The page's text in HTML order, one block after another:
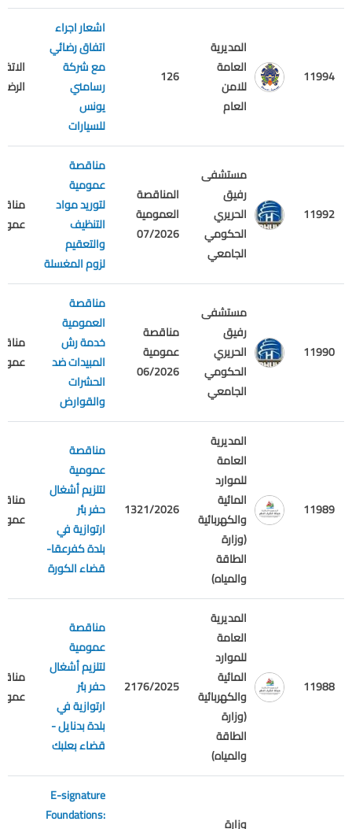
11994
المديرية
العامة
للامن
العام
126
اشعار اجراء
اتفاق رضائي
مع شركة
رسامني
يونس
للسيارات
11992
مستشفى
رفيق
الحريري
الحكومي
الجامعي
المناقصة
العمومية
07/2026
مناقصة
عمومية
لتوريد مواد
التنظيف
والتعقيم
لزوم المغسلة
11990
مستشفى
رفيق
الحريري
الحكومي
الجامعي
مناقصة
عمومية
06/2026
مناقصة
العمومية
خدمة رش
المبيدات ضد
الحشرات
والقوارض
11989
المديرية
العامة
للموارد
المائية
والكهربائية
(وزارة
الطاقة
والمياه)
1321/2026
مناقصة
عمومية
لتلزيم أشغال
حفر بئر
ارتوازية في
بلدة كفرعقا-
قضاء الكورة
11988
المديرية
العامة
للموارد
المائية
والكهربائية
(وزارة
الطاقة
والمياه)
2176/2025
مناقصة
عمومية
لتلزيم أشغال
حفر بئر
ارتوازية في
بلدة بدنايل -
قضاء بعلبك
وزارة
E-signature
Foundations: